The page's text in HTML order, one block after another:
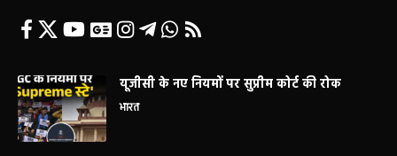
यूजीसी के नए नियमों पर सुप्रीम कोर्ट की रोक
भारत